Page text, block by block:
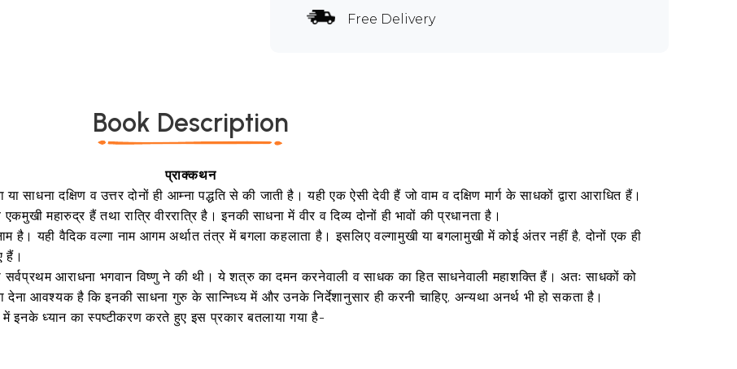
Free Delivery
Book Description
प्राक्कथन
दक्षिण व उत्तर दोनों ही आम्ना पद्धति से की जाती है। यही एक ऐसी देवी हैं जो वाम व दक्षिण मार्ग के साधकों द्वारा आराधित हैं।
महारुद्र हैं तथा रात्रि वीररात्रि है। इनकी साधना में वीर व दिव्य दोनों ही भावों की प्रधानता है।
है। यही वैदिक वल्गा नाम आगम अर्थात तंत्र में बगला कहलाता है। इसलिए वल्गामुखी या बगलामुखी में कोई अंतर नहीं है, दोनों एक ही
हैं।
सर्वप्रथम आराधना भगवान विष्णु ने की थी। ये शत्रु का दमन करनेवाली व साधक का हित साधनेवाली महाशक्ति हैं। अतः साधकों को
देना आवश्यक है कि इनकी साधना गुरु के सान्निध्य में और उनके निर्देशानुसार ही करनी चाहिए, अन्यथा अनर्थ भी हो सकता है।
इनके ध्यान का स्पष्टीकरण करते हुए इस प्रकार बतलाया गया है-